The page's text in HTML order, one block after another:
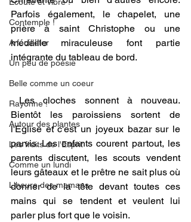
Contemple !
A feuilleter
Un peu de poésie
Belle comme un coeur
Rayonne !
Autour des plantes
Les fruits de l'Esprit
Comme un lundi
L'heure des mamans
Parfois également, le chapelet, une
prière à saint Christophe ou une
médaille miraculeuse font partie
intégrante du tableau de bord.
Les cloches sonnent à nouveau.
Bientôt les paroissiens sortent de
l'Eglise et c'est un joyeux bazar sur le
parvis. Les enfants courent partout, les
parents discutent, les scouts vendent
leurs gâteaux et le prêtre ne sait plus où
donner de la tête devant toutes ces
mains qui se tendent et veulent lui
parler plus fort que le voisin.